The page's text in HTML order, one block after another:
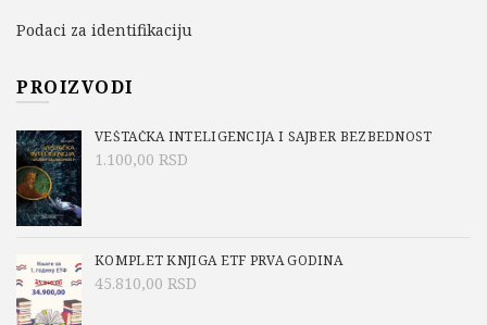
Podaci za identifikaciju
PROIZVODI
VEŠTAČKA INTELIGENCIJA I SAJBER BEZBEDNOST
1.100,00 RSD
KOMPLET KNJIGA ETF PRVA GODINA
45.810,00 RSD